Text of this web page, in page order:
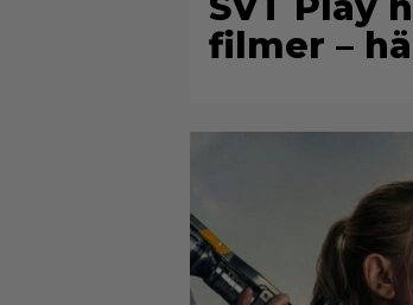
filmer –